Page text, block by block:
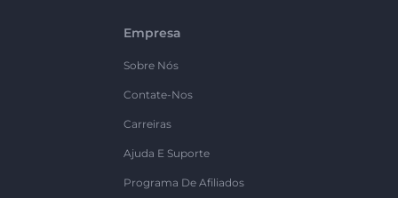
Empresa
Sobre Nós
Contate-Nos
Carreiras
Ajuda E Suporte
Programa De Afiliados